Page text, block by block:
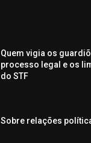
Quem vigia os
processo legal e os
do STF
Sobre relações